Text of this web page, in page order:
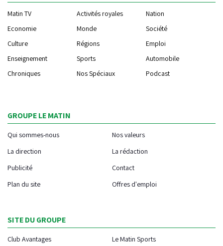
Matin TV Activités royales
Nation
Economie
Monde
Société
Culture
Régions
Emploi
Enseignement
Sports
Automobile
Chroniques
Nos Spéciaux Podcast
GROUPE LE MATIN
Qui sommes-nous
Nos valeurs
La direction
La rédaction
Publicité
Contact
Plan du site
Offres d'emploi
SITE DU GROUPE
Club Avantages Le Matin Sports